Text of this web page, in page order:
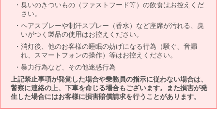
臭いのきついもの（ファストフード等）の飲食はお控えくだ
さい。
ヘアスプレーや制汗スプレー（香水）など座席が汚れる、臭
いがつく製品の使用はお控えください。
消灯後、他のお客様の睡眠の妨げになる行為（騒ぐ、音漏
れ、スマートフォンの操作）等はお控えください。
暴力行為など、その他迷惑行為
上記禁止事項が発覚した場合や乗務員の指示に従わない場合は、
警察に連絡の上、下車を命じる場合もございます。また損害が発
生した場合にはお客様に損害賠償請求を行うことがあります。